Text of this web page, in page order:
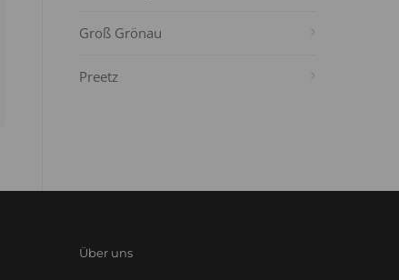
Groß Grönau
Preetz
Über uns